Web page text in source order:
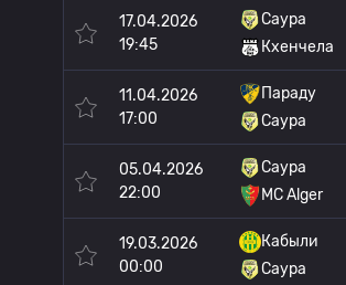
17.04.2026
19:45
Саура
Кхенчела
11.04.2026
17:00
Параду
Саура
05.04.2026
22:00
Саура
MC Alger
19.03.2026
00:00
Кабыли
Саура